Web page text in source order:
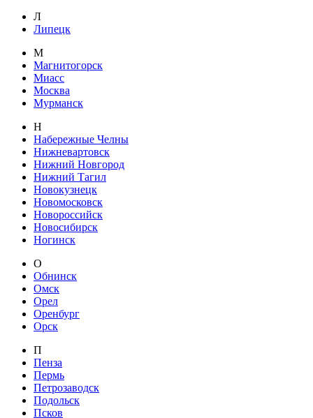
Л
Липецк
М
Магнитогорск
Миасс
Москва
Мурманск
Н
Набережные Челны
Нижневартовск
Нижний Новгород
Нижний Тагил
Новокузнецк
Новомосковск
Новороссийск
Новосибирск
Ногинск
О
Обнинск
Омск
Орел
Оренбург
Орск
П
Пенза
Пермь
Петрозаводск
Подольск
Псков